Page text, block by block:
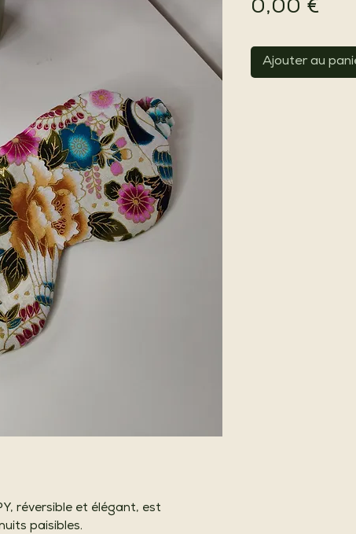
réversible et élégant, est
paisibles.
0,00 €Prix
Ajouter au